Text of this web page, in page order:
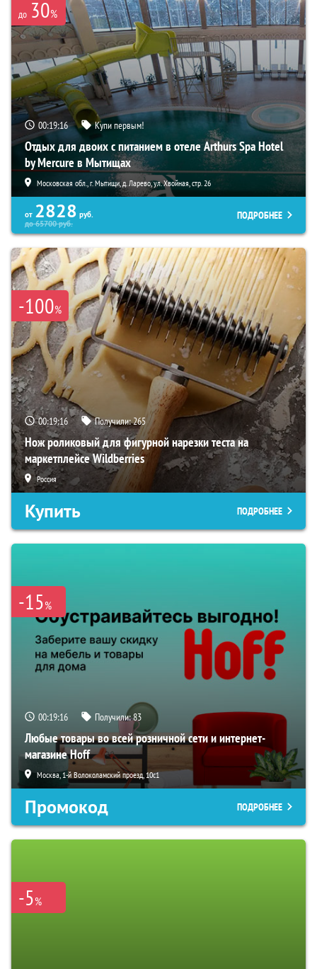
до 30%
00:19:15 Купи первым!
Отдых для двоих с питанием в отеле Arthurs Spa Hotel
by Mercure в Мытищах
Московская обл., г. Мытищи, д. Ларево, ул. Хвойная, стр. 26
от 2828 руб.
до65700руб.
ПОДРОБНЕЕ
-100%
00:19:15 Получили:265
Нож роликовый для фигурной нарезки теста на
маркетплейсе Wildberries
Россия
Купить ПОДРОБНЕЕ
-15%
00:19:15 Получили:83
Любые товары во всей розничной сети и интернет-
магазине Hoff
Москва, 1-й Волоколамский проезд, 10с1
Промокод ПОДРОБНЕЕ
-5%